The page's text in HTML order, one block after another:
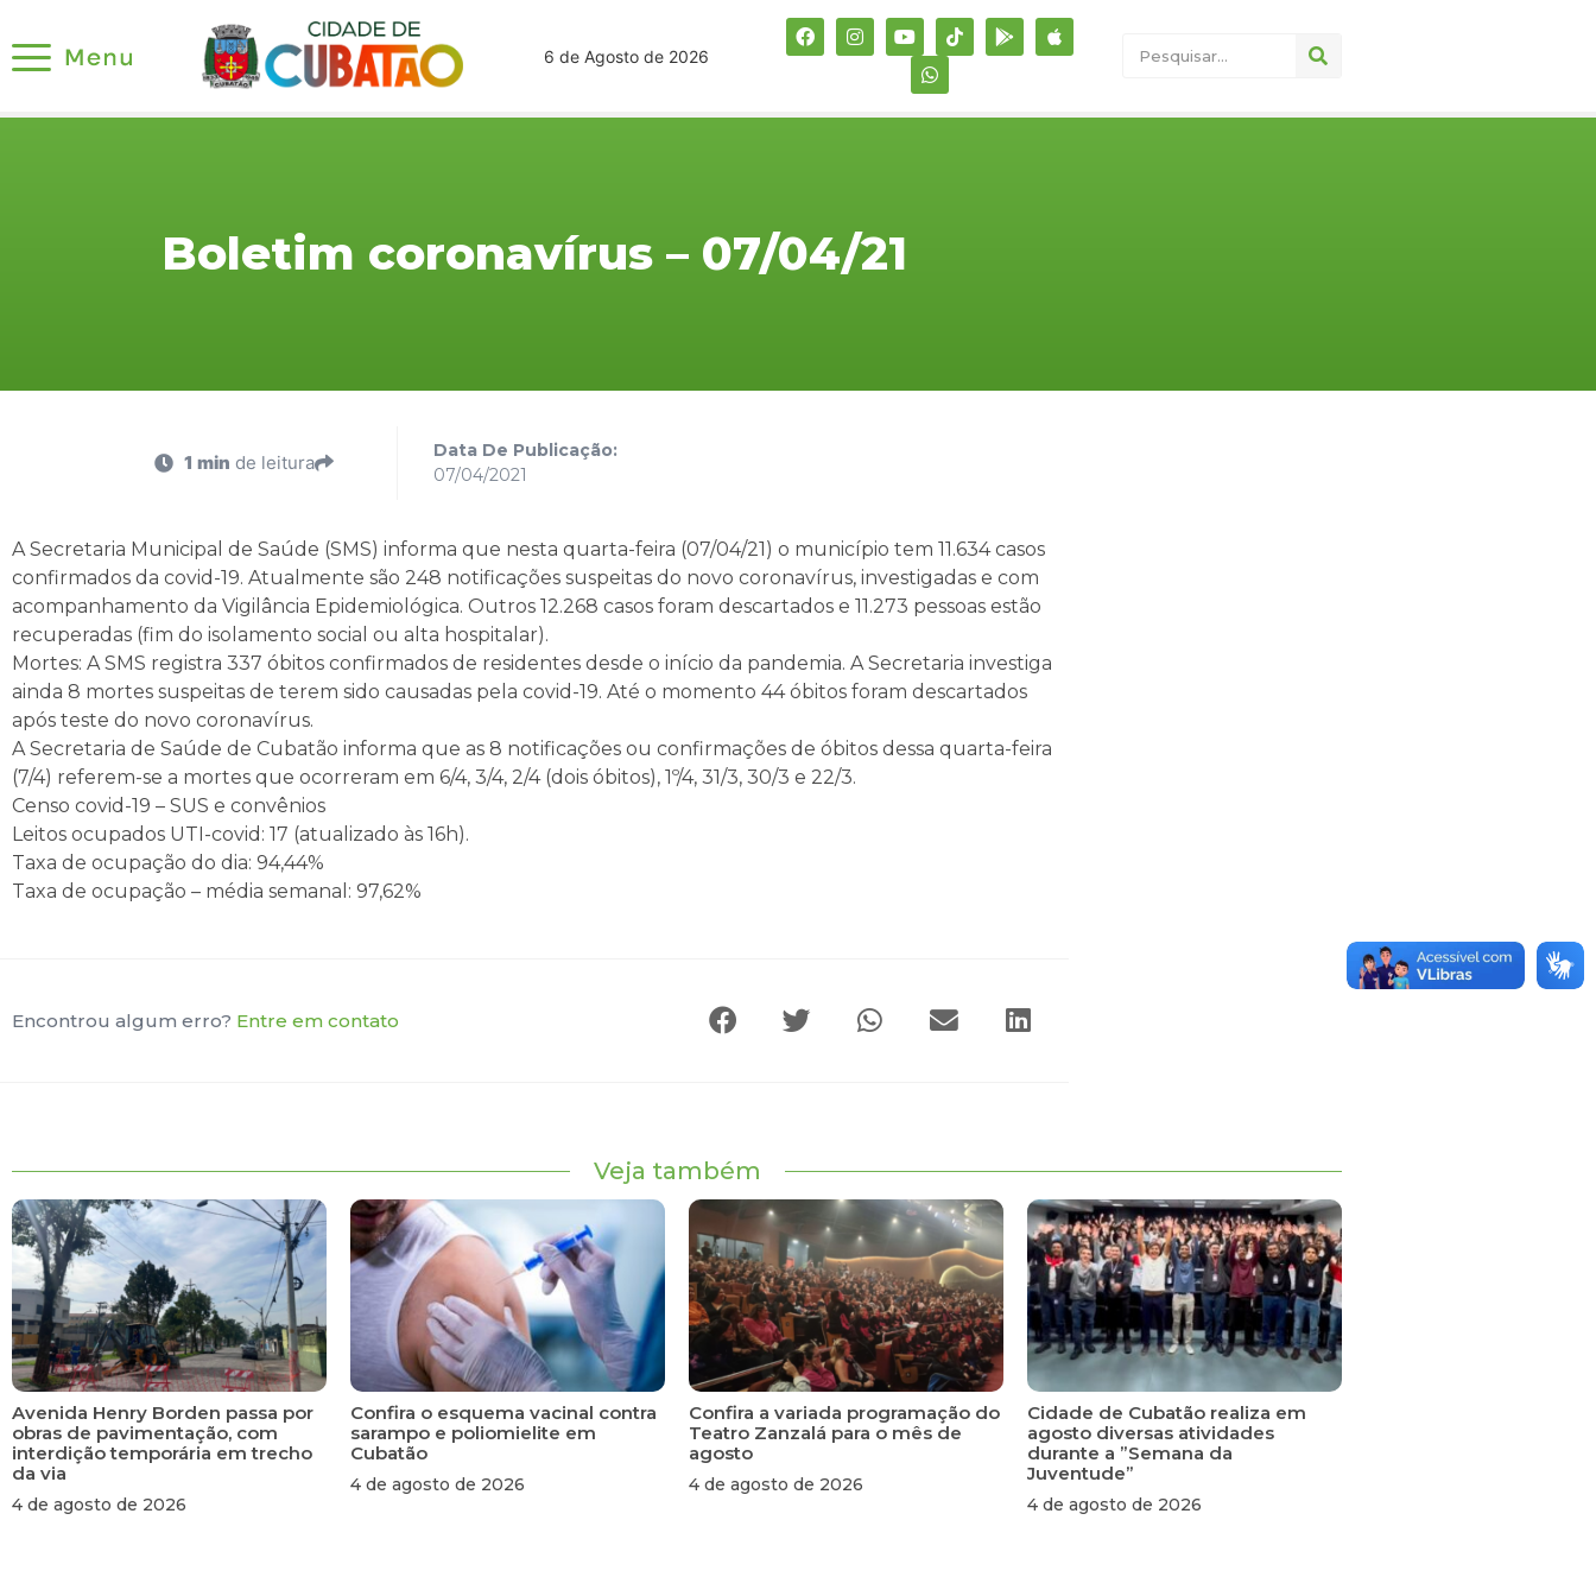
6 de Agosto de 2026
Boletim coronavírus – 07/04/21
1 min de leitura
Data De Publicação:
07/04/2021
A Secretaria Municipal de Saúde (SMS) informa que nesta quarta-feira (07/04/21) o município tem 11.634 casos
confirmados da covid-19. Atualmente são 248 notificações suspeitas do novo coronavírus, investigadas e com
acompanhamento da Vigilância Epidemiológica. Outros 12.268 casos foram descartados e 11.273 pessoas estão
recuperadas (fim do isolamento social ou alta hospitalar).
Mortes: A SMS registra 337 óbitos confirmados de residentes desde o início da pandemia. A Secretaria investiga
ainda 8 mortes suspeitas de terem sido causadas pela covid-19. Até o momento 44 óbitos foram descartados
após teste do novo coronavírus.
A Secretaria de Saúde de Cubatão informa que as 8 notificações ou confirmações de óbitos dessa quarta-feira
(7/4) referem-se a mortes que ocorreram em 6/4, 3/4, 2/4 (dois óbitos), 1º/4, 31/3, 30/3 e 22/3.
Censo covid-19 – SUS e convênios
Leitos ocupados UTI-covid: 17 (atualizado às 16h).
Taxa de ocupação do dia: 94,44%
Taxa de ocupação – média semanal: 97,62%
Encontrou algum erro? Entre em contato
Veja também
Avenida Henry Borden passa por
obras de pavimentação, com
interdição temporária em trecho
da via
4 de agosto de 2026
Confira o esquema vacinal contra
sarampo e poliomielite em
Cubatão
4 de agosto de 2026
Confira a variada programação do
Teatro Zanzalá para o mês de
agosto
4 de agosto de 2026
Cidade de Cubatão realiza em
agosto diversas atividades
durante a ”Semana da
Juventude”
4 de agosto de 2026